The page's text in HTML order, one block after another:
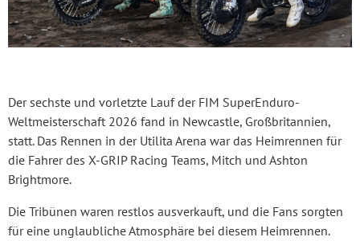
Der sechste und vorletzte Lauf der FIM SuperEnduro-
Weltmeisterschaft 2026 fand in Newcastle, Großbritannien,
statt. Das Rennen in der Utilita Arena war das Heimrennen für
die Fahrer des X-GRIP Racing Teams, Mitch und Ashton
Brightmore.
Die Tribünen waren restlos ausverkauft, und die Fans sorgten
für eine unglaubliche Atmosphäre bei diesem Heimrennen.